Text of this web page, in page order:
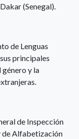
(Senegal).
de Lenguas
principales
género y la
de Inspección
de Alfabetización